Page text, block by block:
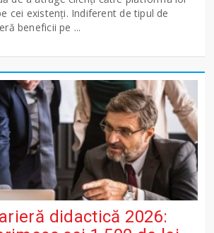
cei existenți. Indiferent de tipul de
beneficii pe ...
didactică 2026: